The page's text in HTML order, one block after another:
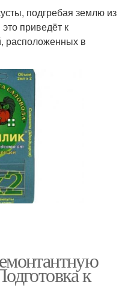
подгребая землю из
приведёт к
расположенных в
к